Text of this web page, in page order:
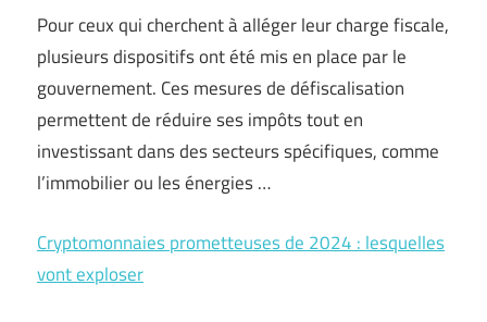
Pour ceux qui cherchent à alléger leur charge fiscale,
plusieurs dispositifs ont été mis en place par le
gouvernement. Ces mesures de défiscalisation
permettent de réduire ses impôts tout en
investissant dans des secteurs spécifiques, comme
l’immobilier ou les énergies …
Cryptomonnaies prometteuses de 2024 : lesquelles
vont exploser